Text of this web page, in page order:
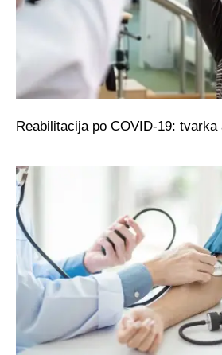
Reabilitacija po COVID-19: tvarka